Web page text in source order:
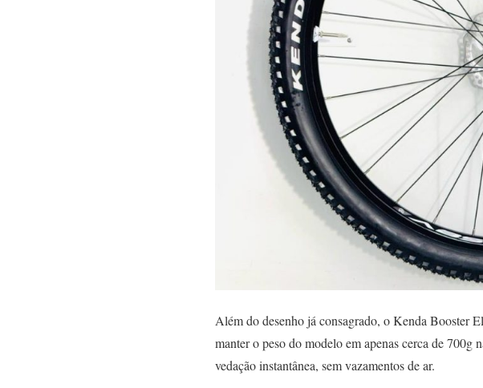
Além do desenho já consagrado, o Kenda Booster
manter o peso do modelo em apenas cerca de
vedação instantânea, sem vazamentos de ar.